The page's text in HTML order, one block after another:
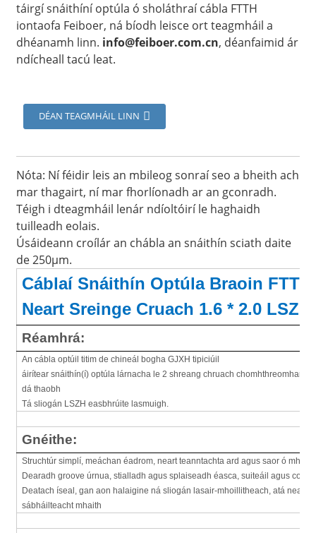
táirgí snáithíní optúla ó sholáthraí cábla FTTH
iontaofa Feiboer, ná bíodh leisce ort teagmháil a
dhéanamh linn. info@feiboer.com.cn, déanfaimid ár
ndícheall tacú leat.
DÉAN TEAGMHÁIL LINN
Nóta: Ní féidir leis an mbileog sonraí seo a bheith ach
mar thagairt, ní mar fhorlíonadh ar an gconradh.
Téigh i dteagmháil lenár ndíoltóirí le haghaidh
tuilleadh eolais.
Úsáideann croílár an chábla an snáithín sciath daite
de 250μm.
Cáblaí Snáithín Optúla Braoin FTTH
Neart Sreinge Cruach 1.6 * 2.0 LSZH
Réamhrá:
An cábla optúil titim de chineál bogha GJXH tipiciúil
áirítear snáithín(í) optúla lárnacha le 2 shreang chruach chomhthreomhara
dá thaobh
Tá sliogán LSZH easbhrúite lasmuigh.
Gnéithe:
Struchtúr simplí, meáchan éadrom, neart teanntachta ard agus saor ó mhiotal
Dearadh groove úrnua, stialladh agus splaiseadh éasca, suiteáil agus
Deatach íseal, gan aon halaigine ná sliogán lasair-mhoillitheach, atá
sábháilteacht mhaith